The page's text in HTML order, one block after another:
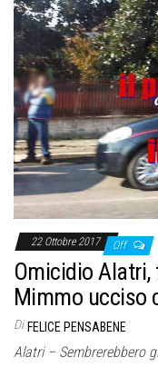
22 Ottobre 2017 Off
Omicidio
Mimmo ucciso
Di FELICE PENSABENE
Alatri – Sembrerebbero